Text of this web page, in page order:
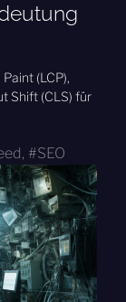
(LCP),
Shift (CLS) für
, SEO